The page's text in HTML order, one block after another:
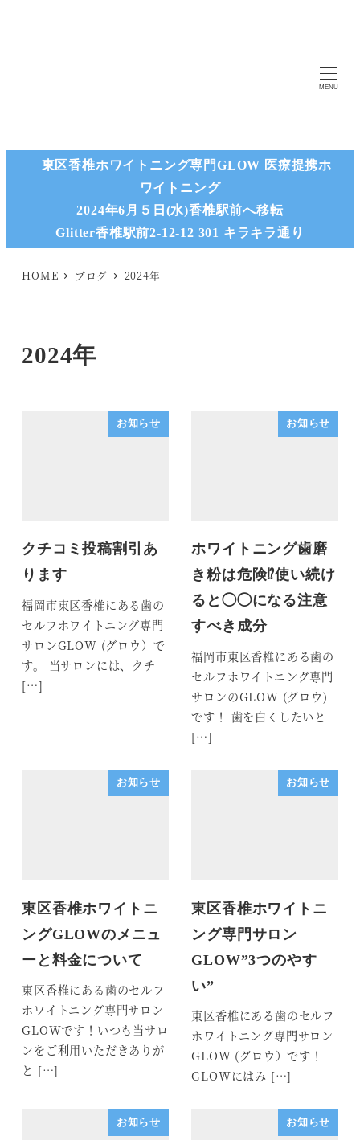
MENU
東区香椎ホワイトニング専門GLOW 医療提携ホ
ワイトニング
2024年6月５日(水)香椎駅前へ移転
Glitter香椎駅前2-12-12 301 キラキラ通り
HOME ブログ 2024年
2024年
お知らせ
クチコミ投稿割引あ
ります
福岡市東区香椎にある歯の
セルフホワイトニング専門
サロンGLOW (グロウ）で
す。 当サロンには、クチ
[…]
お知らせ
ホワイトニング歯磨
き粉は危険⁉︎使い続け
ると◯◯になる注意
すべき成分
福岡市東区香椎にある歯の
セルフホワイトニング専門
サロンのGLOW (グロウ)
です！ 歯を白くしたいと
[…]
お知らせ
東区香椎ホワイトニ
ングGLOWのメニュ
ーと料金について
東区香椎にある歯のセルフ
ホワイトニング専門サロン
GLOWです！いつも当サロ
ンをご利用いただきありが
と […]
お知らせ
東区香椎ホワイトニ
ング専門サロン
GLOW”3つのやす
い”
東区香椎にある歯のセルフ
ホワイトニング専門サロン
GLOW (グロウ）です！
GLOWにはみ […]
お知らせ お知らせ